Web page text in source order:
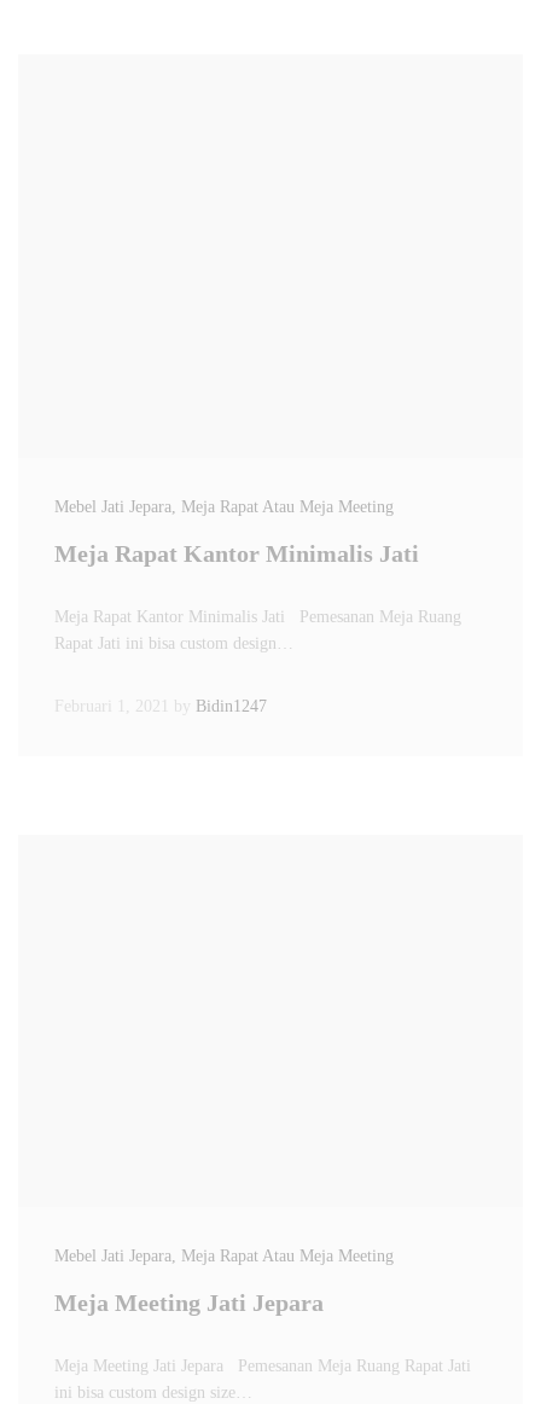
Mebel Jati Jepara, Meja Rapat Atau Meja Meeting
Meja Rapat Kantor Minimalis Jati
Meja Rapat Kantor Minimalis Jati Pemesanan Meja Ruang
Rapat Jati ini bisa custom design…
Februari 1, 2021 by Bidin1247
Mebel Jati Jepara, Meja Rapat Atau Meja Meeting
Meja Meeting Jati Jepara
Meja Meeting Jati Jepara Pemesanan Meja Ruang Rapat Jati
ini bisa custom design size…